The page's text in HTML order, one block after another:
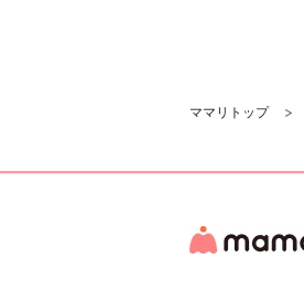
ママリトップ